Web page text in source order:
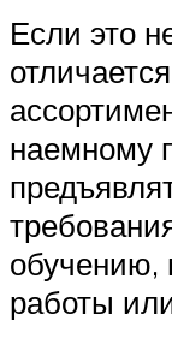
Если это
наемному
работы